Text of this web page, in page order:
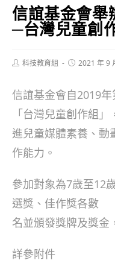
信誼基金會舉
─台灣兒童創
Post科技教育組
Post2021 年 9
信誼基金會自2019
「台灣兒童創作組
進兒童媒體素養、動
作能力。
參加對象為7歲至12
選獎、佳作獎各數
名並頒發獎牌及獎金
詳參附件